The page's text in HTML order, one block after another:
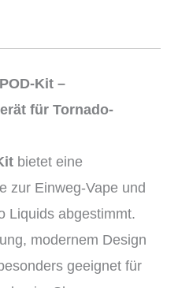
Kit –
für Tornado-
bietet eine
zur Einweg-Vape und
Liquids abgestimmt.
modernem Design
geeignet für